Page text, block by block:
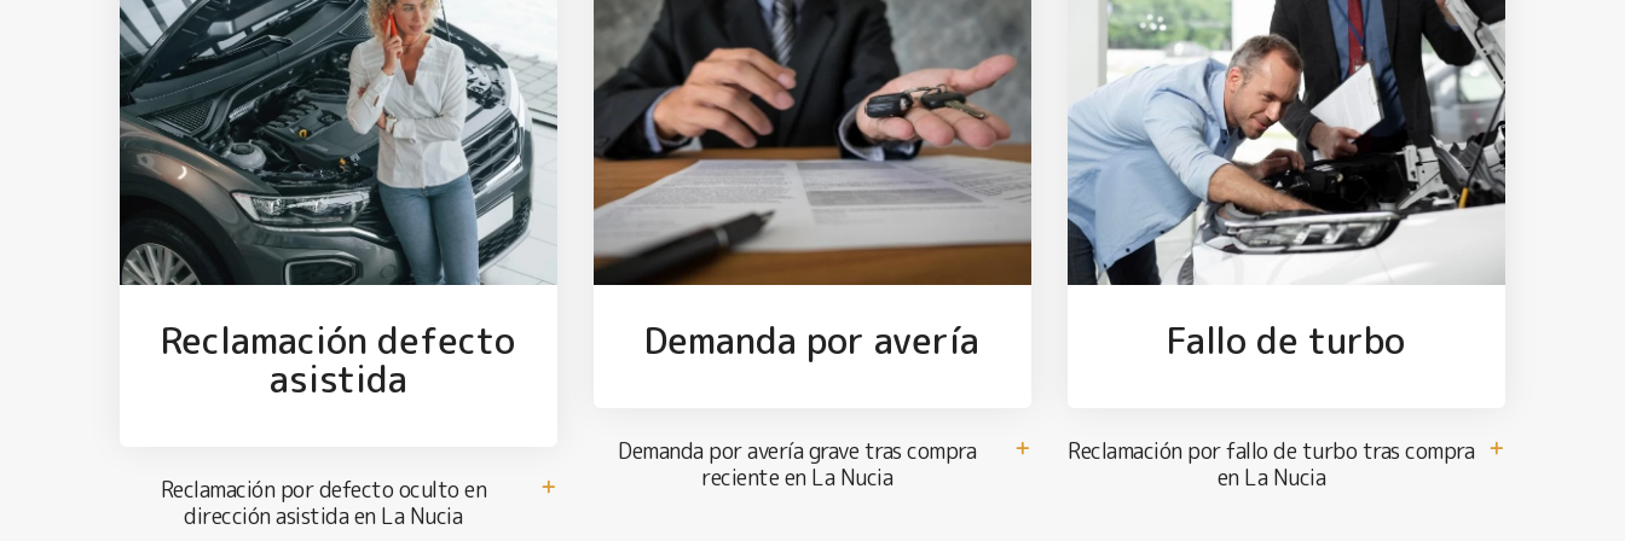
Reclamación defecto
asistida
Reclamación por defecto oculto en
dirección asistida en La Nucia
Demanda por avería
Demanda por avería grave tras compra
reciente en La Nucia
Fallo de turbo
Reclamación por fallo de turbo tras compra
en La Nucia